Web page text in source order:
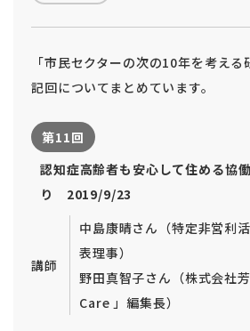
「市民セクターの次の10年を考え
記回についてまとめています。
第11回
認知症高齢者も安心して住める協
り 2019/9/23
講師
中島康晴さん（特定非営利
表理事）
野田真智子さん（株式会社
Care 」編集長）